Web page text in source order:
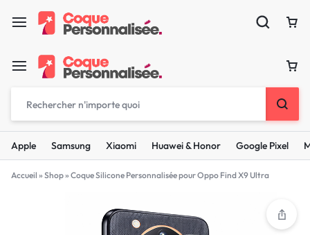
Apple Samsung Xiaomi Huawei & Honor Google Pixel
Accueil » Shop» Coque Silicone Personnalisée pour Oppo Find X9 Ultra